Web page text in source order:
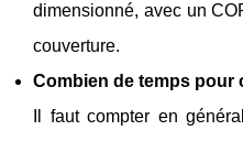
dimensionné, avec un
couverture.
Combien de temps pour
Il faut compter en